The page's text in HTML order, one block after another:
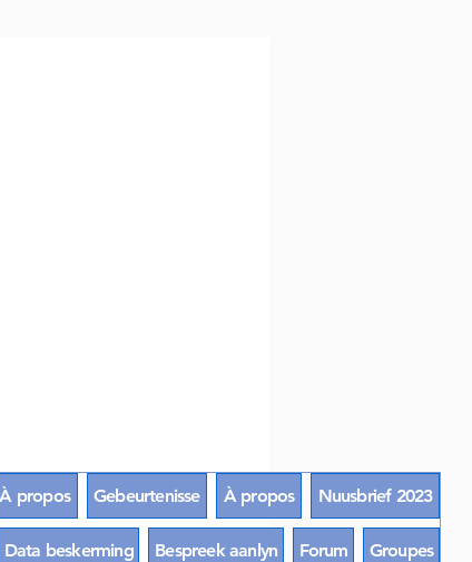
À propos Gebeurtenisse À propos Nuusbrief 2023
Data beskerming Bespreek aanlyn Forum Groupes